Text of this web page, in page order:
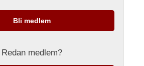
Bli medlem
Redan medlem?